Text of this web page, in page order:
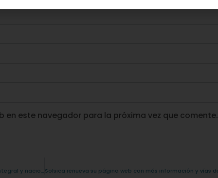
en este navegador para la próxima vez que comente.
Bienestar asegurado para toda la familia con cobertura integral y nacional